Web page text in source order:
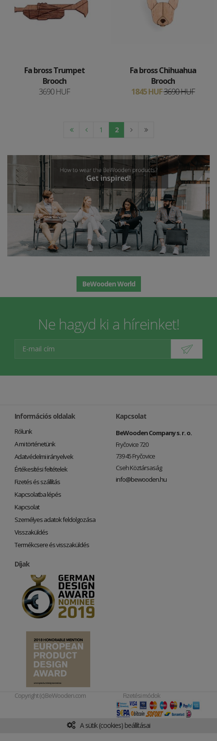
Fa bross Trumpet
Brooch
3690 HUF
Fa bross Chihuahua
Brooch
1845 HUF3690 HUF
1 2
BeWooden World
Ne hagyd ki a híreinket!
Információs oldalak
Rólunk
A mi történetünk
Adatvédelmi irányelvek
Értékesítési feltételek
Fizetés és szállítás
Kapcsolatba lépés
Kapcsolat
Személyes adatok feldolgozása
Visszaküldés
Termékcsere és visszaküldés
Kapcsolat
BeWooden Company s. r. o.
Fryčovice 720
739 45 Fryčovice
Cseh Köztársaság
info@bewooden.hu
Díjak
Copyright (c) BeWooden.com Fizetési módok
A sütik (cookies) beállításai